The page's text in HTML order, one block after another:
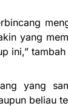
yang
ini,” tambah
yang
beliau